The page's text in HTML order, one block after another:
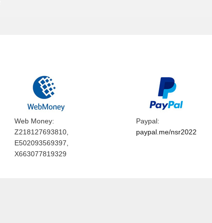
Web Money:
Z218127693810,
E502093569397,
X663077819329
Paypal:
paypal.me/nsr2022